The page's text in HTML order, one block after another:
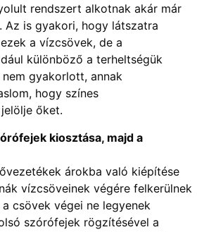
rendszert alkotnak akár már
Az is gyakori, hogy látszatra
a vízcsövek, de a
különböző a terheltségük
gyakorlott, annak
hogy színes
őket.
kiosztása, majd a
árokba való kiépítése
vízcsöveinek végére felkerülnek
csövek végei ne legyenek
szórófejek rögzítésével a